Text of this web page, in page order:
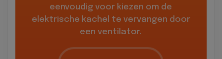
eenvoudig voor kiezen om de
elektrische kachel te vervangen door
een ventilator.